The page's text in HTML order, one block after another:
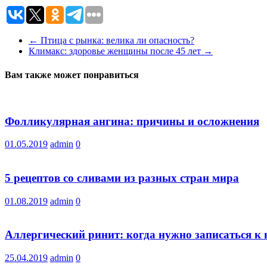
← Птица с рынка: велика ли опасность?
Климакс: здоровье женщины после 45 лет →
Вам также может понравиться
Фолликулярная ангина: причины и осложнения
01.05.2019 admin 0
5 рецептов со сливами из разных стран мира
01.08.2019 admin 0
Аллергический ринит: когда нужно записаться к
25.04.2019 admin 0